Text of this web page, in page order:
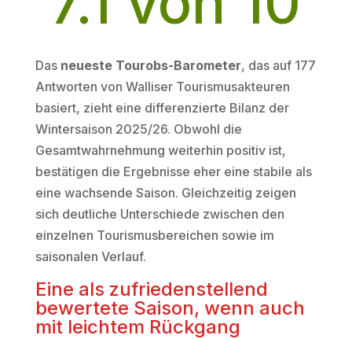
Das neueste Tourobs-Barometer, das auf 177
Antworten von Walliser Tourismusakteuren
basiert, zieht eine differenzierte Bilanz der
Wintersaison 2025/26. Obwohl die
Gesamtwahrnehmung weiterhin positiv ist,
bestätigen die Ergebnisse eher eine stabile als
eine wachsende Saison. Gleichzeitig zeigen
sich deutliche Unterschiede zwischen den
einzelnen Tourismusbereichen sowie im
saisonalen Verlauf.
Eine als zufriedenstellend
bewertete Saison, wenn auch
mit leichtem Rückgang